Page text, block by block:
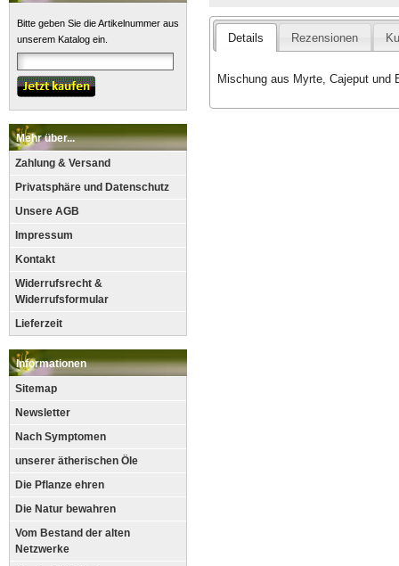
Bitte geben Sie die Artikelnummer aus
unserem Katalog ein.
Mehr über...
Zahlung & Versand
Privatsphäre und Datenschutz
Unsere AGB
Impressum
Kontakt
Widerrufsrecht &
Widerrufsformular
Lieferzeit
Informationen
Sitemap
Newsletter
Nach Symptomen
unserer ätherischen Öle
Die Pflanze ehren
Die Natur bewahren
Vom Bestand der alten
Netzwerke
Details Rezensionen
Mischung aus Myrte, Cajeput und